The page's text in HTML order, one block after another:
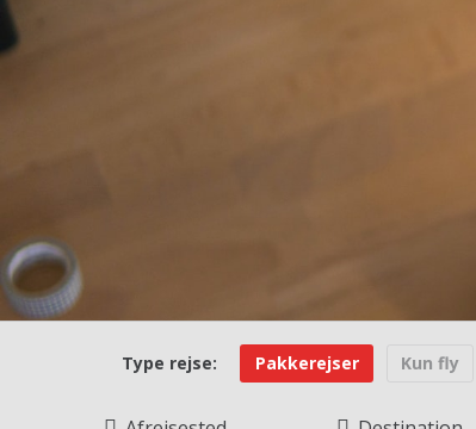
Type rejse: Pakkerejser Kun fly